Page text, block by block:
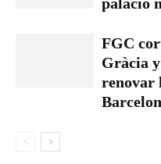
FGC
Gràcia
renovar